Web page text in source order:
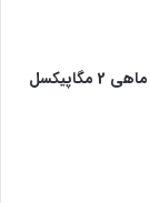
خرید دوربین مداربسته چشم ماهی 2 مگاپیکسل